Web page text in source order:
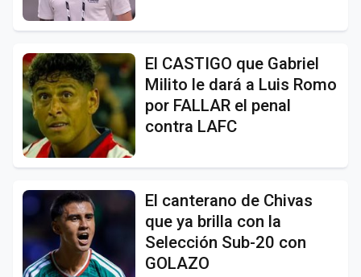
El CASTIGO que Gabriel
Milito le dará a Luis Romo
por FALLAR el penal
contra LAFC
El canterano de Chivas
que ya brilla con la
Selección Sub-20 con
GOLAZO